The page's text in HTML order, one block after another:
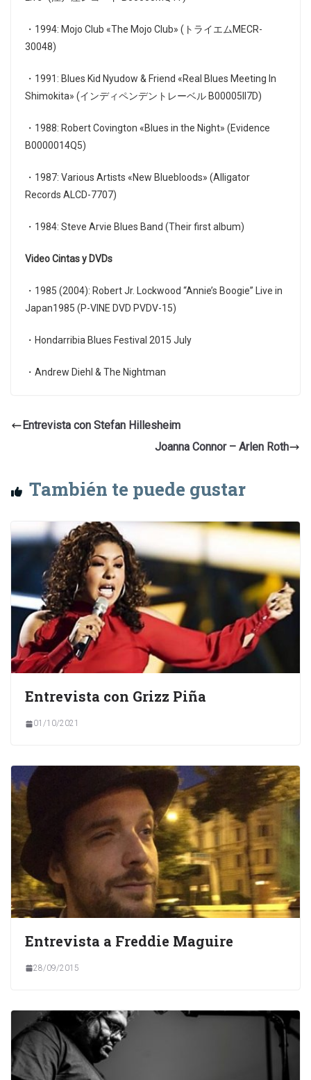
・1994: Mojo Club «The Mojo Club» (トライエムMECR-
30048)
・1991: Blues Kid Nyudow & Friend «Real Blues Meeting In
Shimokita» (インディペンデントレーベル B00005II7D)
・1988: Robert Covington «Blues in the Night» (Evidence
B0000014Q5)
・1987: Various Artists «New Bluebloods» (Alligator
Records ALCD-7707)
・1984: Steve Arvie Blues Band (Their first album)
Video Cintas y DVDs
・1985 (2004): Robert Jr. Lockwood “Annie’s Boogie” Live in
Japan1985 (P-VINE DVD PVDV-15)
・Hondarribia Blues Festival 2015 July
・Andrew Diehl & The Nightman
Entrevista con Stefan Hillesheim
Joanna Connor – Arlen Roth
También te puede gustar
Entrevista con Grizz Piña
01/10/2021
Entrevista a Freddie Maguire
28/09/2015